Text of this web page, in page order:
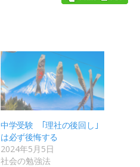
中学受験 ｢理社の後回し｣
は必ず後悔する
2024年5月5日
社会の勉強法